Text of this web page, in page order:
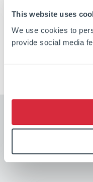
This website uses
We use cookies to
provide social media
PARTAGER